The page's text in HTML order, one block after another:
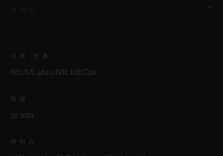
시계 번호
682.SX.4610.NR.HEC26
직경
32 mm
케이스